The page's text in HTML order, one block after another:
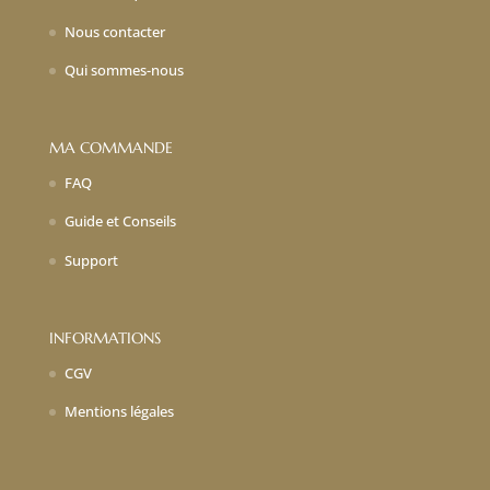
Nous contacter
Qui sommes-nous
MA COMMANDE
FAQ
Guide et Conseils
Support
INFORMATIONS
CGV
Mentions légales